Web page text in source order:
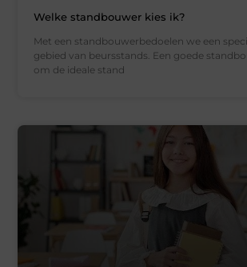
Welke standbouwer kies ik?
Met een standbouwerbedoelen we een
gebied van beursstands. Een goede
om de ideale stand